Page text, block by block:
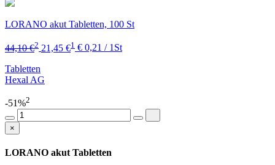
LORANO akut Tabletten, 100 St
44,10 €2 21,45 €1 € 0,21 / 1St
Tabletten
Hexal AG
-51%2
×
LORANO akut Tabletten